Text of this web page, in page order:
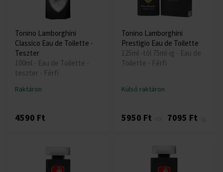
Tonino Lamborghini
Classico Eau de Toilette -
Teszter
100ml - Eau de Toilette -
teszter - Férfi
Raktáron
4590 Ft
Tonino Lamborghini
Prestigio Eau de Toilette
125ml -tól 75ml-ig - Eau de
Toilette - Férfi
Külső raktáron
5950 Ft 7095 Ft